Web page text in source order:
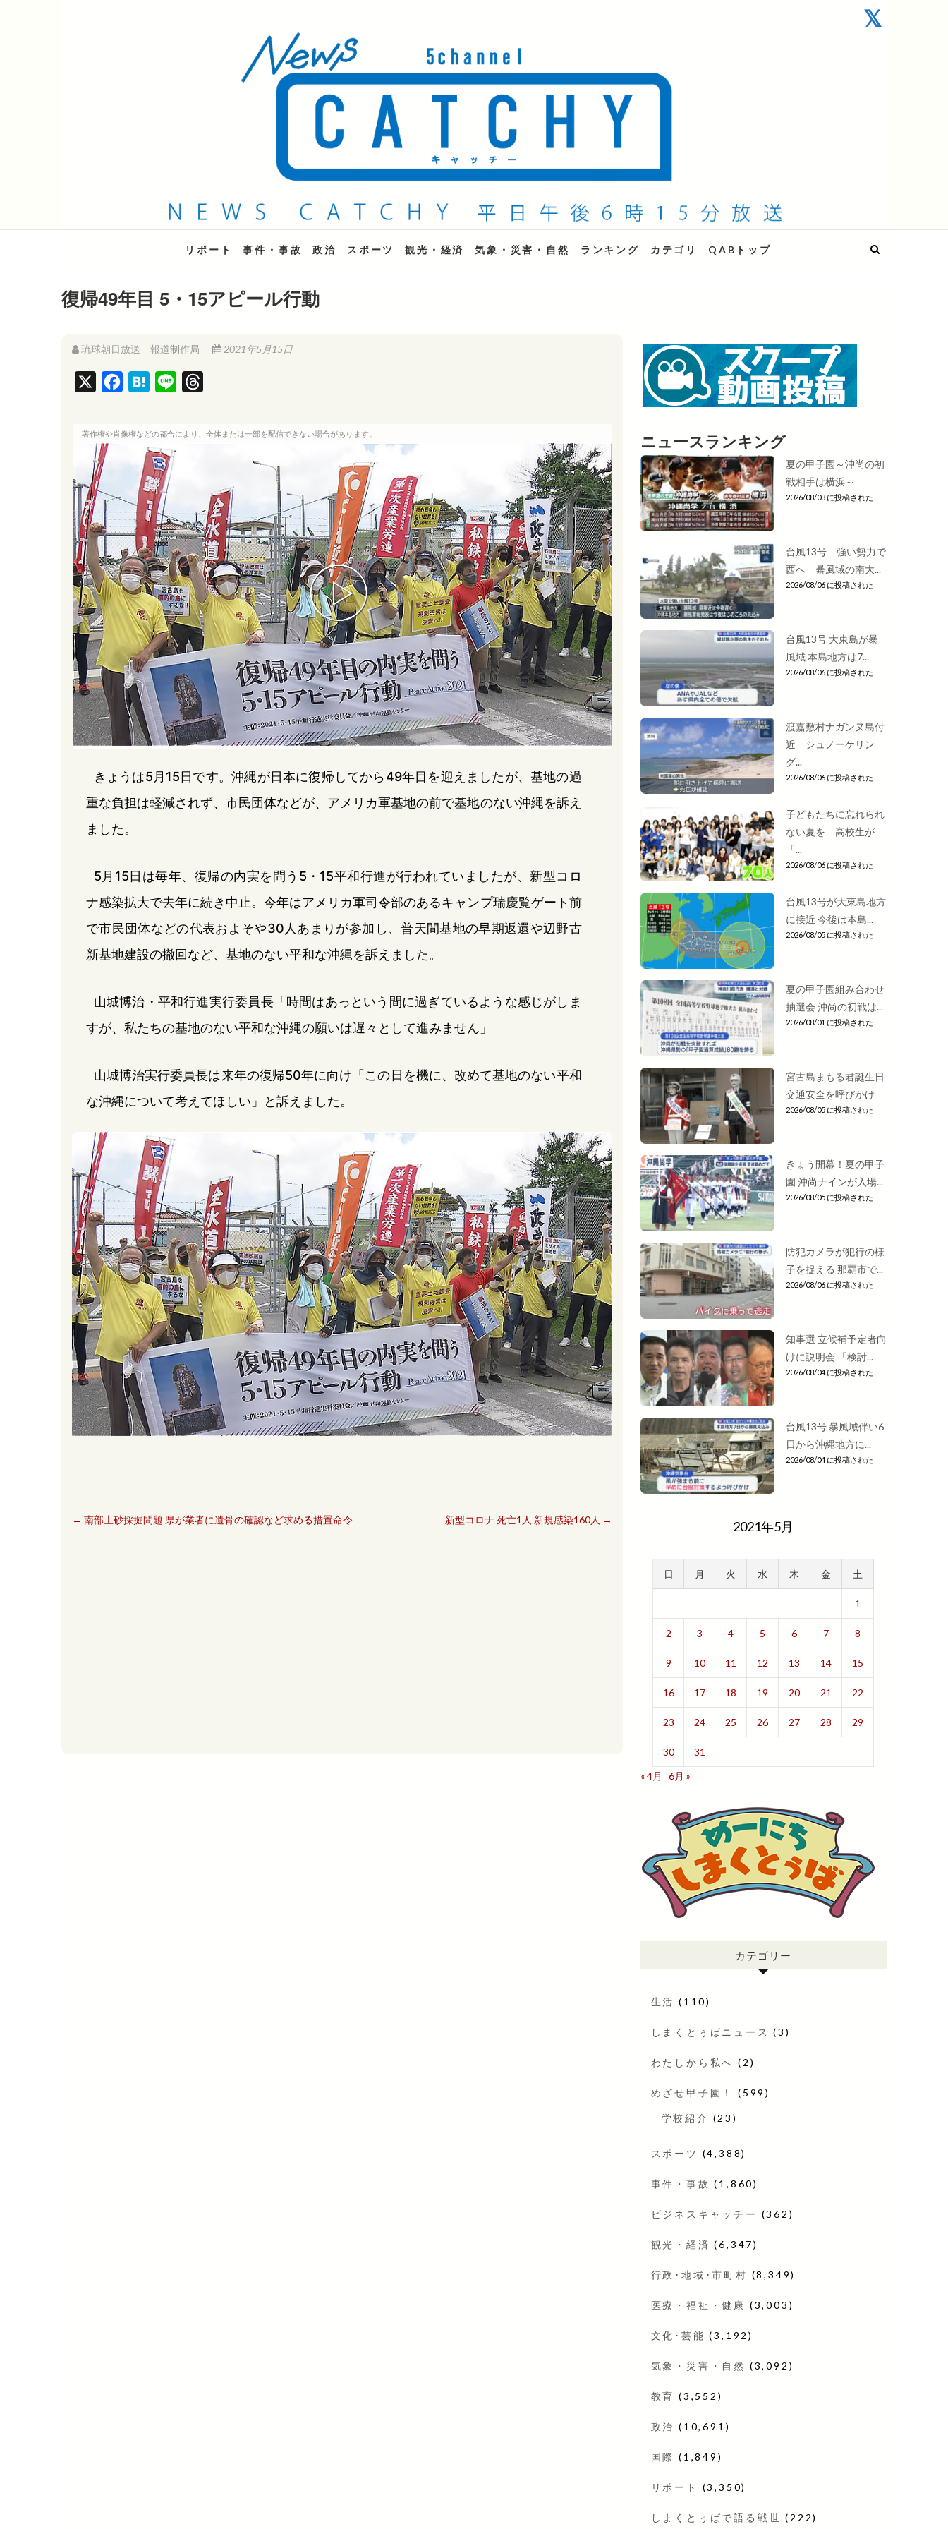
QAB NEWS Headline
キャッチー 月曜〜金曜 午後6時15分放送
リポート 事件・事故 政治 スポーツ 観光・経済 気象・災害・自然 ランキング カテゴリ QABトップ
復帰49年目 5・15アピール行動
琉球朝日放送 報道制作局 2021年5月15日
b
k
H
e
n
a
s
著作権や肖像権などの都合により、全体または一部を配信できない場合があります。
きょうは5月15日です。沖縄が日本に復帰してから49年目を迎えましたが、基地の過
重な負担は軽減されず、市民団体などが、アメリカ軍基地の前で基地のない沖縄を訴え
ました。
5月15日は毎年、復帰の内実を問う5・15平和行進が行われていましたが、新型コロ
ナ感染拡大で去年に続き中止。今年はアメリカ軍司令部のあるキャンプ瑞慶覧ゲート前
で市民団体などの代表およそや30人あまりが参加し、普天間基地の早期返還や辺野古
新基地建設の撤回など、基地のない平和な沖縄を訴えました。
山城博治・平和行進実行委員長「時間はあっという間に過ぎているような感じがしま
すが、私たちの基地のない平和な沖縄の願いは遅々として進みません」
山城博治実行委員長は来年の復帰50年に向け「この日を機に、改めて基地のない平和
な沖縄について考えてほしい」と訴えました。
← 南部土砂採掘問題 県が業者に遺骨の確認など求める措置命令 新型コロナ 死亡1人 新規感染160人 →
ニュースランキング
夏の甲子園～沖尚の初
戦相手は横浜～
2026/08/03 に投稿された
台風13号 強い勢力で
西へ 暴風域の南大...
2026/08/06 に投稿された
台風13号 大東島が暴
風域 本島地方は7...
2026/08/06 に投稿された
渡嘉敷村ナガンヌ島付
近 シュノーケリン
グ...
2026/08/06 に投稿された
子どもたちに忘れられ
ない夏を 高校生が
「...
2026/08/06 に投稿された
台風13号が大東島地方
に接近 今後は本島...
2026/08/05 に投稿された
夏の甲子園組み合わせ
抽選会 沖尚の初戦は...
2026/08/01 に投稿された
宮古島まもる君誕生日
交通安全を呼びかけ
2026/08/05 に投稿された
きょう開幕！夏の甲子
園 沖尚ナインが入場...
2026/08/05 に投稿された
防犯カメラが犯行の様
子を捉える 那覇市で...
2026/08/06 に投稿された
知事選 立候補予定者向
けに説明会 「検討...
2026/08/04 に投稿された
台風13号 暴風域伴い6
日から沖縄地方に...
2026/08/04 に投稿された
2021年5月
日 月 火 水 木 金 土
1
2 3 4 5 6 7 8
9 10 11 12 13 14 15
16 17 18 19 20 21 22
23 24 25 26 27 28 29
30
31
« 4月
6月 »
カテゴリー
生活 (110)
しまくとぅばニュース (3)
わたしから私へ (2)
めざせ甲子園！ (599)
学校紹介 (23)
スポーツ (4,388)
事件・事故 (1,860)
ビジネスキャッチー (362)
観光・経済 (6,347)
行政･地域･市町村 (8,349)
医療・福祉・健康 (3,003)
文化･芸能 (3,192)
気象・災害・自然 (3,092)
教育 (3,552)
政治 (10,691)
国際 (1,849)
リポート (3,350)
しまくとぅばで語る戦世 (222)